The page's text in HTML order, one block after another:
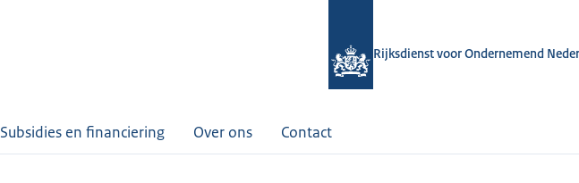
Rijksdienst voor Ondernemend
Subsidies en financiering Over ons Contact